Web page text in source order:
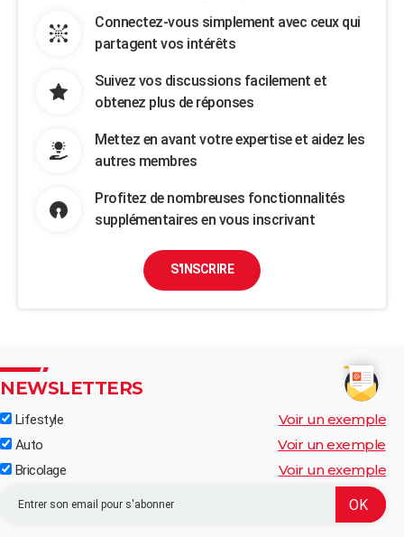
Connectez-vous simplement avec ceux qui
partagent vos intérêts
Suivez vos discussions facilement et
obtenez plus de réponses
Mettez en avant votre expertise et aidez les
autres membres
Profitez de nombreuses fonctionnalités
supplémentaires en vous inscrivant
S'INSCRIRE
NEWSLETTERS
Lifestyle Voir un exemple
Auto Voir un exemple
Bricolage Voir un exemple